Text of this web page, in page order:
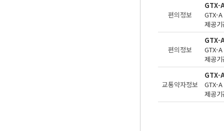
편의정보
GTX-
제공
편의정보
GTX-
제공
교통약자정보
GTX-
제공